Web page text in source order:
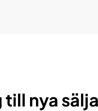
till nya